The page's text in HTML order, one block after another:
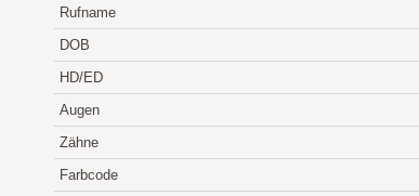
Rufname
DOB
HD/ED
Augen
Zähne
Farbcode